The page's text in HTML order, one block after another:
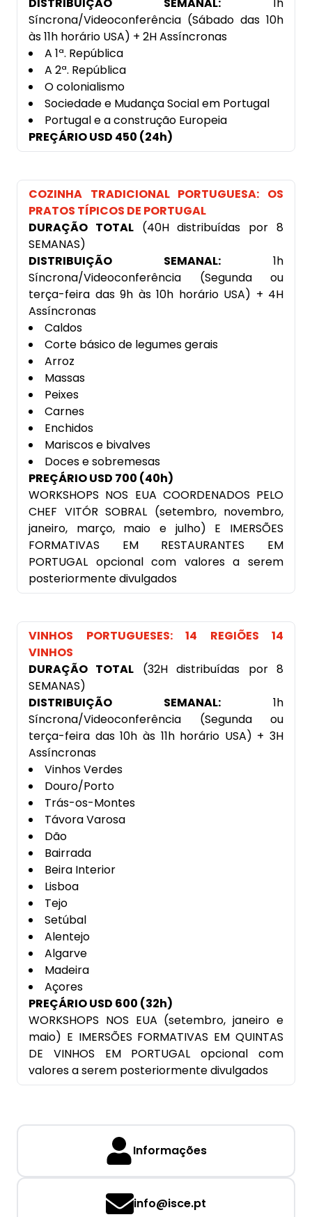
Síncrona/Videoconferência (Sábado das 10h
às 11h horário USA) + 2H Assíncronas
A 1ª. República
A 2ª. República
O colonialismo
Sociedade e Mudança Social em Portugal
Portugal e a construção Europeia
PREÇÁRIO USD 450 (24h)
COZINHA TRADICIONAL PORTUGUESA: OS
PRATOS TÍPICOS DE PORTUGAL
DURAÇÃO TOTAL(40H distribuídas por 8
SEMANAS)
DISTRIBUIÇÃO SEMANAL: 1h
Síncrona/Videoconferência (Segunda ou
terça-feira das 9h às 10h horário USA) + 4H
Assíncronas
Caldos
Corte básico de legumes gerais
Arroz
Massas
Peixes
Carnes
Enchidos
Mariscos e bivalves
Doces e sobremesas
PREÇÁRIO USD 700 (40h)
WORKSHOPS NOS EUA COORDENADOS PELO
CHEF VITÓR SOBRAL (setembro, novembro,
janeiro, março, maio e julho) E IMERSÕES
FORMATIVAS EM RESTAURANTES EM
PORTUGAL opcional com valores a serem
posteriormente divulgados
VINHOS PORTUGUESES: 14 REGIÕES 14
VINHOS
DURAÇÃO TOTAL (32H distribuídas por 8
SEMANAS)
DISTRIBUIÇÃO SEMANAL: 1h
Síncrona/Videoconferência (Segunda ou
terça-feira das 10h às 11h horário USA) + 3H
Assíncronas
Vinhos Verdes
Douro/Porto
Trás-os-Montes
Távora Varosa
Dão
Bairrada
Beira Interior
Lisboa
Tejo
Setúbal
Alentejo
Algarve
Madeira
Açores
PREÇÁRIO USD 600 (32h)
WORKSHOPS NOS EUA (setembro, janeiro e
maio) E IMERSÕES FORMATIVAS EM QUINTAS
DE VINHOS EM PORTUGAL opcional com
valores a serem posteriormente divulgados
Informações
info@isce.pt